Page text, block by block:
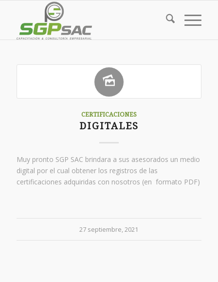
CERTIFICACIONES
DIGITALES
Muy pronto SGP SAC brindara a sus asesorados un medio
digital por el cual obtener los registros de las
certificaciones adquiridas con nosotros (en formato PDF)
27 septiembre, 2021